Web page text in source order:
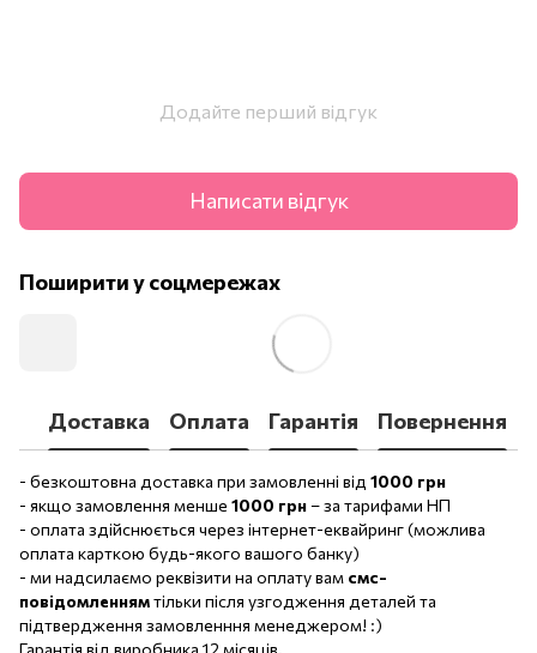
Додайте перший відгук
Написати відгук
Поширити у соцмережах
Доставка Оплата Гарантія Повернення
- безкоштовна доставка при замовленні від 1000 грн
- якщо замовлення менше 1000 грн– за тарифами НП
- оплата здійснюється через інтернет-еквайринг (можлива
оплата карткою будь-якого вашого банку)
- ми надсилаємо реквізити на оплату вам смс-
повідомленнямтільки після узгодження деталей та
підтвердження замовленння менеджером! :)
Гарантія від виробника 12 місяців.